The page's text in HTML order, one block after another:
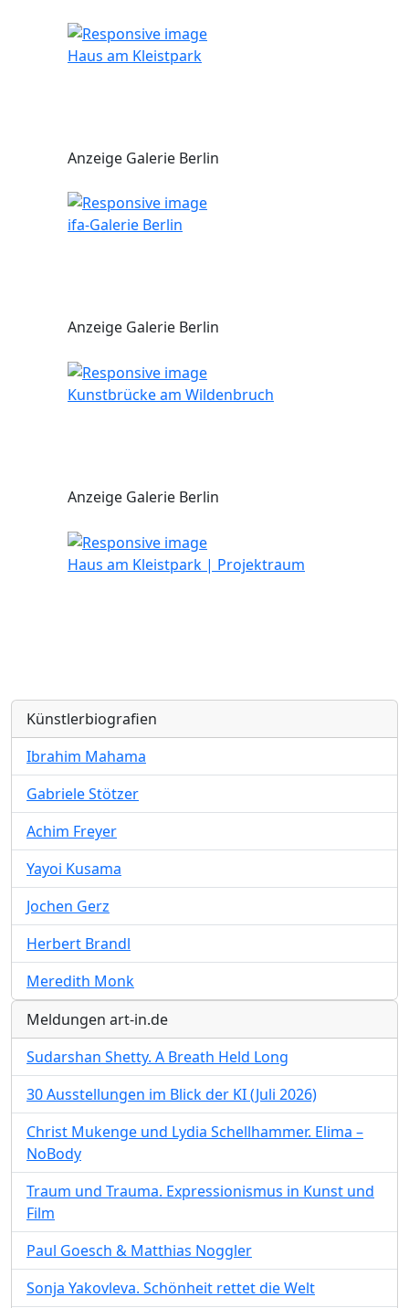
Haus am Kleistpark
Anzeige Galerie Berlin
ifa-Galerie Berlin
Anzeige Galerie Berlin
Kunstbrücke am Wildenbruch
Anzeige Galerie Berlin
Haus am Kleistpark | Projektraum
Künstlerbiografien
Ibrahim Mahama
Gabriele Stötzer
Achim Freyer
Yayoi Kusama
Jochen Gerz
Herbert Brandl
Meredith Monk
Meldungen art-in.de
Sudarshan Shetty. A Breath Held Long
30 Ausstellungen im Blick der KI (Juli 2026)
Christ Mukenge und Lydia Schellhammer. Elima –
NoBody
Traum und Trauma. Expressionismus in Kunst und
Film
Paul Goesch & Matthias Noggler
Sonja Yakovleva. Schönheit rettet die Welt